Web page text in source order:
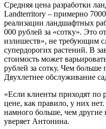
Средняя цена разработки
Landterritory – примерно
реализации ландшафтных
000 рублей за «сотку». Это
излишеств», не требующим
супердорогих растений. В
стоимость может
рублей за сотку. Чем больше
Двухлетнее обслуживание
«Если клиенты приходят по
цене, как правило, у них
намного больше, чем
уверяет Антонина.